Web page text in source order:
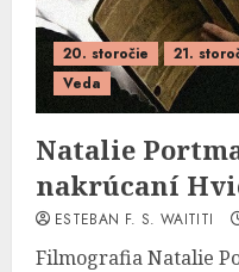
20. storočie 21.
Veda
Natalie
nakrúcaní
ESTEBAN F. S. WAITITI
Filmografia Natalie